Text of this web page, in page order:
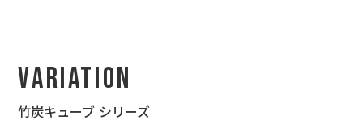
Variation
竹炭キューブ シリーズ